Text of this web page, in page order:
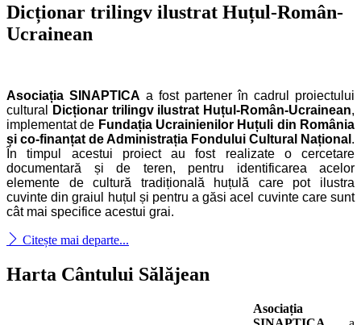
Dicționar trilingv ilustrat Huțul-Român-
Ucrainean
Asociația SINAPTICA a fost partener în cadrul proiectului
cultural
Dicționar trilingv ilustrat Huțul-Român-Ucrainean,
implementat de Fundația Ucrainienilor Huțuli din România
și co-finanțat de Administrația Fondului Cultural Național .
În timpul acestui proiect au fost realizate o cercetare
documentară și de teren, pentru identificarea acelor
elemente de cultură tradițională huțulă care pot ilustra
cuvinte din graiul huțul și pentru a găsi acel cuvinte care sunt
cât mai specifice acestui grai.
Citește mai departe...
Harta Cântului Sălăjean
Asociația